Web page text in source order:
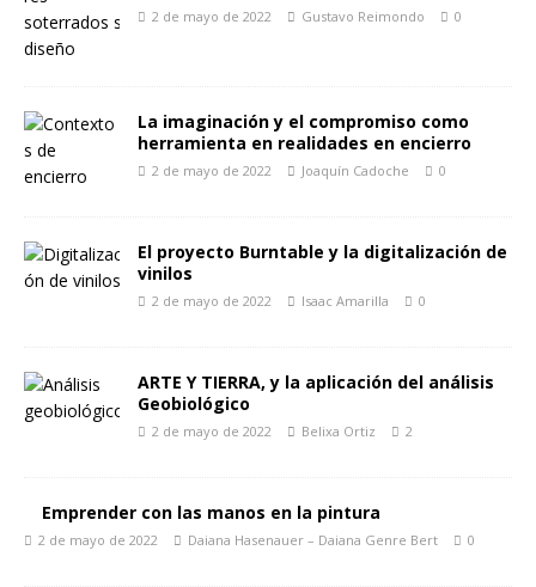
2 de mayo de 2022 Gustavo Reimondo 0
La imaginación y el compromiso como
herramienta en realidades en encierro
2 de mayo de 2022 Joaquín Cadoche 0
El proyecto Burntable y la digitalización de
vinilos
2 de mayo de 2022 Isaac Amarilla 0
ARTE Y TIERRA, y la aplicación del análisis
Geobiológico
2 de mayo de 2022 Belixa Ortiz 2
Emprender con las manos en la pintura
2 de mayo de 2022 Daiana Hasenauer – Daiana Genre Bert 0